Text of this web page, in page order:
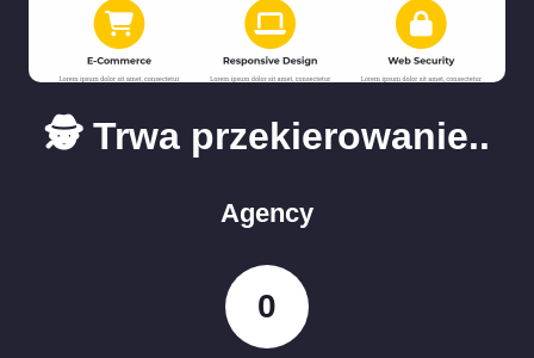
🕵️ Trwa przekierowanie..
Agency
0